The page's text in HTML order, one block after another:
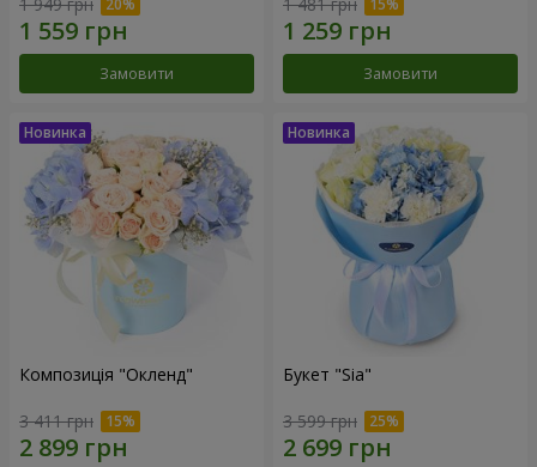
Замовити Замовити
Композиція "Окленд"
3 411 грн
Букет "Sia"
3 599 грн